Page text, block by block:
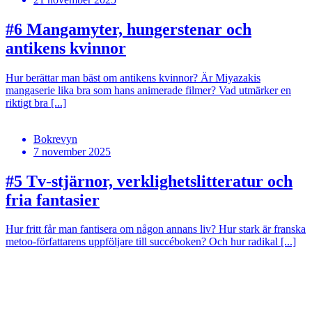
#6 Mangamyter, hungerstenar och
antikens kvinnor
Hur berättar man bäst om antikens kvinnor? Är Miyazakis
mangaserie lika bra som hans animerade filmer? Vad utmärker en
riktigt bra [...]
Bokrevyn
7 november 2025
#5 Tv-stjärnor, verklighetslitteratur och
fria fantasier
Hur fritt får man fantisera om någon annans liv? Hur stark är franska
metoo-författarens uppföljare till succéboken? Och hur radikal [...]